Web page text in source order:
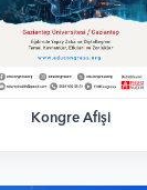
Kongre Afişi